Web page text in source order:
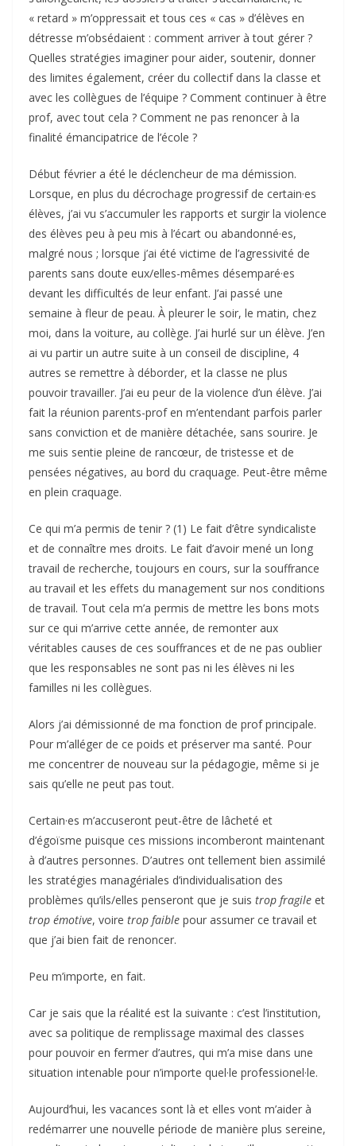
« retard » m’oppressait et tous ces « cas » d’élèves en
détresse m’obsédaient : comment arriver à tout gérer ?
Quelles stratégies imaginer pour aider, soutenir, donner
des limites également, créer du collectif dans la classe et
avec les collègues de l’équipe ? Comment continuer à être
prof, avec tout cela ? Comment ne pas renoncer à la
finalité émancipatrice de l’école ?
Début février a été le déclencheur de ma démission.
Lorsque, en plus du décrochage progressif de certain·es
élèves, j’ai vu s’accumuler les rapports et surgir la violence
des élèves peu à peu mis à l’écart ou abandonné·es,
malgré nous ; lorsque j’ai été victime de l’agressivité de
parents sans doute eux/elles-mêmes désemparé·es
devant les difficultés de leur enfant. J’ai passé une
semaine à fleur de peau. À pleurer le soir, le matin, chez
moi, dans la voiture, au collège. J’ai hurlé sur un élève. J’en
ai vu partir un autre suite à un conseil de discipline, 4
autres se remettre à déborder, et la classe ne plus
pouvoir travailler. J’ai eu peur de la violence d’un élève. J’ai
fait la réunion parents-prof en m’entendant parfois parler
sans conviction et de manière détachée, sans sourire. Je
me suis sentie pleine de rancœur, de tristesse et de
pensées négatives, au bord du craquage. Peut-être même
en plein craquage.
Ce qui m’a permis de tenir ? (1) Le fait d’être syndicaliste
et de connaître mes droits. Le fait d’avoir mené un long
travail de recherche, toujours en cours, sur la souffrance
au travail et les effets du management sur nos conditions
de travail. Tout cela m’a permis de mettre les bons mots
sur ce qui m’arrive cette année, de remonter aux
véritables causes de ces souffrances et de ne pas oublier
que les responsables ne sont pas ni les élèves ni les
familles ni les collègues.
Alors j’ai démissionné de ma fonction de prof principale.
Pour m’alléger de ce poids et préserver ma santé. Pour
me concentrer de nouveau sur la pédagogie, même si je
sais qu’elle ne peut pas tout.
Certain·es m’accuseront peut-être de lâcheté et
d’égoïsme puisque ces missions incomberont maintenant
à d’autres personnes. D’autres ont tellement bien assimilé
les stratégies managériales d’individualisation des
problèmes qu’ils/elles penseront que je suis trop fragile et
trop émotive, voire trop faible pour assumer ce travail et
que j’ai bien fait de renoncer.
Peu m’importe, en fait.
Car je sais que la réalité est la suivante : c’est l’institution,
avec sa politique de remplissage maximal des classes
pour pouvoir en fermer d’autres, qui m’a mise dans une
situation intenable pour n’importe quel·le professionel·le.
Aujourd’hui, les vacances sont là et elles vont m’aider à
redémarrer une nouvelle période de manière plus sereine,